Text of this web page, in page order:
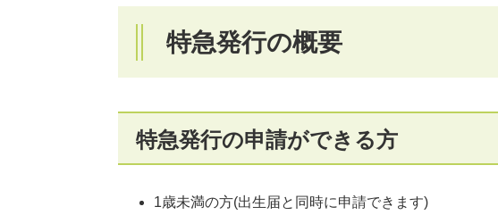
特急発行の概要
特急発行の申請ができる方
1歳未満の方(出生届と同時に申請できます)